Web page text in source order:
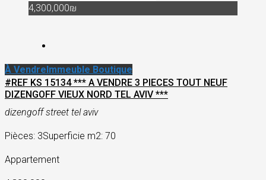
4,300,000₪
À VendreImmeuble Boutique
#REF KS 15134 *** A VENDRE 3 PIECES TOUT NEUF
DIZENGOFF VIEUX NORD TEL AVIV ***
dizengoff street tel aviv
Pièces: 3Superficie m2: 70
Appartement